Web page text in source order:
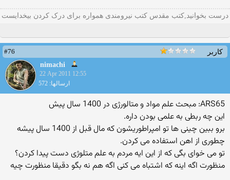
درست بخوانید,کتب مقدس کتب نیرومندی همواره برای درک کردن بیخدایست
کاربر
#76
nimachi
22 Apr 2011 12:55
ارسالها: 572
ARS65: مبحث علم مواد و متالورژی در 1400 سال پیش
این چه ربطی به علمی بودن داره.
برو ببین چینی ها تو امپراطوریشون كه مال قبل از 1400 سال پیشه
چطوری از اهن استفاده می كردن.
تو می خوای بگی كه از این ایه مردم به علم متلوژی دست پیدا كردن؟
منظورت اگه اینه كه اشتباه می كنی اگه هم نه بگو دقیقا منظورت چیه